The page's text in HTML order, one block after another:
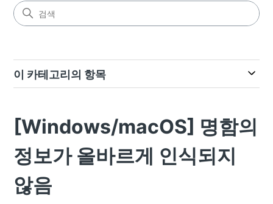
이 카테고리의 항목
[Windows/macOS] 명함의
정보가 올바르게 인식되지
않음